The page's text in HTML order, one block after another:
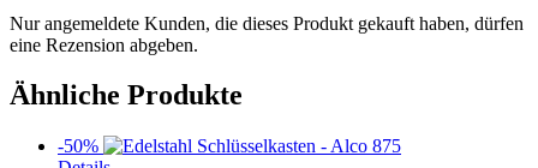
Nur angemeldete Kunden, die dieses Produkt gekauft haben, dürfen
eine Rezension abgeben.
Ähnliche Produkte
-50%